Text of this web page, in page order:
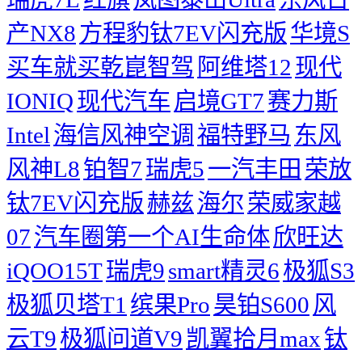
产NX8 方程豹钛7EV闪充版华境S
买车就买乾崑智驾 阿维塔12 现代
IONIQ现代汽车 启境GT7赛力斯
Intel 海信风神空调 福特野马 东风
风神L8铂智7瑞虎5一汽丰田 荣放
钛7EV闪充版赫兹海尔荣威家越
07汽车圈第一个AI生命体欣旺达
iQOO15T瑞虎9smart精灵6极狐S3
极狐贝塔T1 缤果Pro昊铂S600 风
云T9极狐问道V9 凯翼拾月max钛